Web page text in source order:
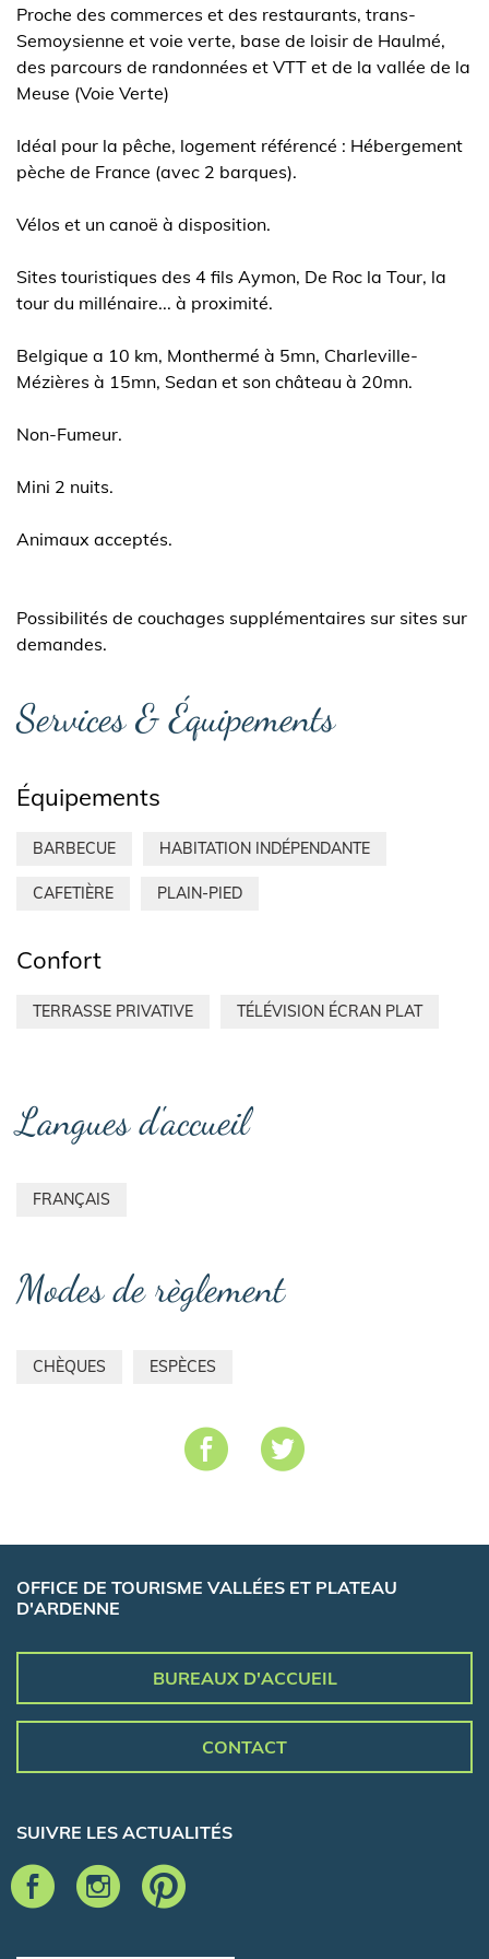
Proche des commerces et des restaurants, trans-
Semoysienne et voie verte, base de loisir de Haulmé,
des parcours de randonnées et VTT et de la vallée de la
Meuse (Voie Verte)
Idéal pour la pêche, logement référencé : Hébergement
pèche de France (avec 2 barques).
Vélos et un canoë à disposition.
Sites touristiques des 4 fils Aymon, De Roc la Tour, la
tour du millénaire... à proximité.
Belgique a 10 km, Monthermé à 5mn, Charleville-
Mézières à 15mn, Sedan et son château à 20mn.
Non-Fumeur.
Mini 2 nuits.
Animaux acceptés.
Possibilités de couchages supplémentaires sur sites sur
demandes.
Services & Équipements
Équipements
BARBECUE HABITATION INDÉPENDANTE
CAFETIÈRE PLAIN-PIED
Confort
TERRASSE PRIVATIVE TÉLÉVISION ÉCRAN PLAT
Langues d'accueil
FRANÇAIS
Modes de règlement
CHÈQUES ESPÈCES
OFFICE DE TOURISME VALLÉES ET PLATEAU
D'ARDENNE
BUREAUX D'ACCUEIL
CONTACT
SUIVRE LES ACTUALITÉS